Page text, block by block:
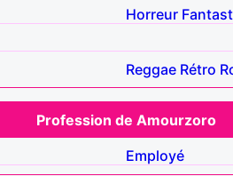
Horreur
Reggae Rétro
Profession de Amourzoro
Employé